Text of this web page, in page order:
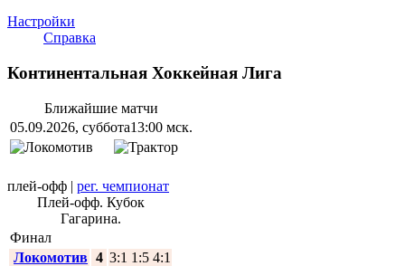
Настройки
Справка
Континентальная Хоккейная Лига
Ближайшие матчи
05.09.2026, суббота13:00 мск.
плей-офф | рег. чемпионат
Плей-офф. Кубок
Гагарина.
Финал
Локомотив 4 3:1 1:5 4:1